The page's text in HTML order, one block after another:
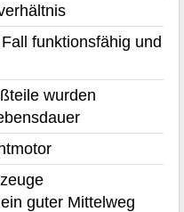
funktionsfähig und
wurden
guter Mittelweg